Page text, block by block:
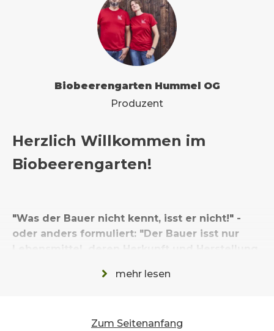
Biobeerengarten Hummel OG
Produzent
Herzlich Willkommen im
Biobeerengarten!
"Was der Bauer nicht kennt, isst er nicht!" -
oder anders formuliert: "Der Bauer isst nur
So könnte man unsere Philosophie beschreiben.
Bezirk Mistelbach.
mehr lesen
Zum Seitenanfang